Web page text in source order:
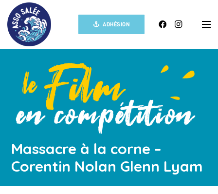
ADHÉSION
Massacre à la corne –
Corentin Nolan Glenn Lyam